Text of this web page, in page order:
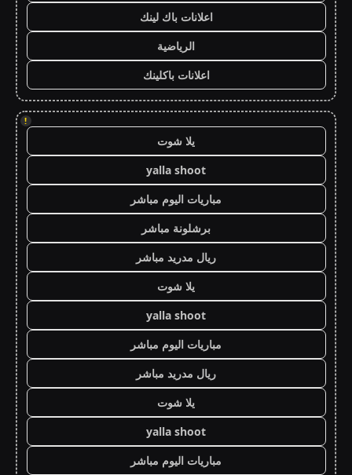
اعلانات باك لينك
الرياضية
اعلانات باكلينك
!
يلا شوت
yalla shoot
مباريات اليوم مباشر
برشلونة مباشر
ريال مدريد مباشر
يلا شوت
yalla shoot
مباريات اليوم مباشر
ريال مدريد مباشر
يلا شوت
yalla shoot
مباريات اليوم مباشر